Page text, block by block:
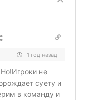
1 год назад
не
суету и
в команду и